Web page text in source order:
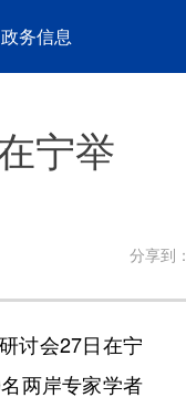
政务信息
宁举
分享到：
讨会27日在宁
两岸专家学者